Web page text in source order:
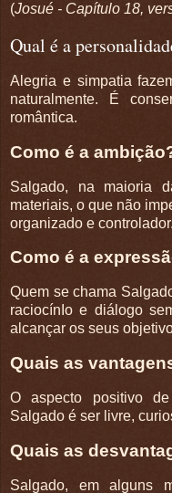
(Josué - Capítulo 18,
Qual é a
Alegria e simpatia
naturalmente. É
romântica.
Como é a
Salgado, na maioria
materiais, o que não
organizado e controlador.
Como é a
Quem se chama
raciocínIo e diálogo
alcançar os seus
Quais as
O aspecto positivo
Salgado é ser livre,
Quais as
Salgado, em alguns